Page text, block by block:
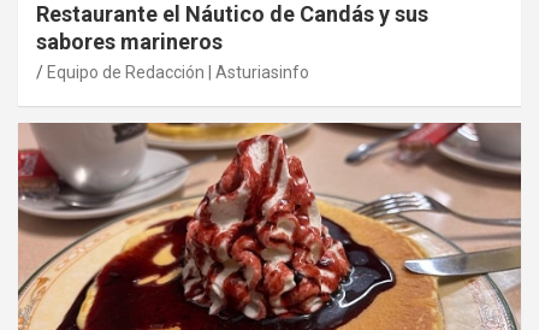
Restaurante el Náutico de Candás y sus
sabores marineros
Equipo de Redacción | Asturiasinfo